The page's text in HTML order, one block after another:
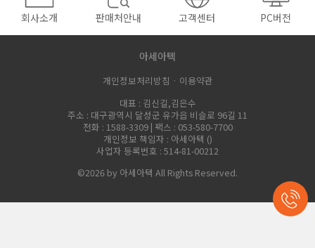
회사소개 판매처안내 고객센터 PC버전
아세아텍
개인정보처리방침 · 이용약관
대표 : 김신길,김은수
주소 : 대구광역시 달성군 유가읍 비슬로 96길 11
전화 : 1588-3309 | 팩스 : 053-580-7700
개인정보 책임자 : 아세아텍 ()
사업자 등록번호 : 514-81-00212
©2026 by 아세아텍 All Rights Reserved.